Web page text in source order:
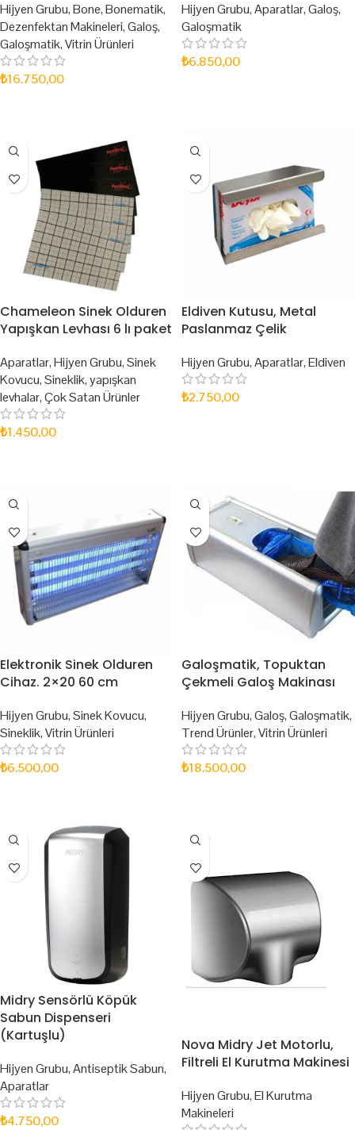
Hijyen Grubu,Bone,Bonematik,
Dezenfektan Makineleri,Galoş,
Galoşmatik,Vitrin Ürünleri
₺16.750,00
Hijyen Grubu,Aparatlar,Galoş,
Galoşmatik
₺6.850,00
Chameleon Sinek Olduren
Yapışkan Levhası 6 lı paket
Aparatlar,Hijyen Grubu,Sinek
Kovucu,Sineklik,yapışkan
levhalar,Çok Satan Ürünler
₺1.450,00
Eldiven Kutusu, Metal
Paslanmaz Çelik
Hijyen Grubu,Aparatlar,Eldiven
₺2.750,00
Elektronik Sinek Olduren
Cihaz. 2×20 60 cm
Hijyen Grubu,Sinek Kovucu,
Sineklik,Vitrin Ürünleri
₺6.500,00
Galoşmatik, Topuktan
Çekmeli Galoş Makinası
Hijyen Grubu,Galoş,Galoşmatik,
Trend Ürünler,Vitrin Ürünleri
₺18.500,00
Midry Sensörlü Köpük
Sabun Dispenseri
(Kartuşlu)
Hijyen Grubu,Antiseptik Sabun,
Aparatlar
₺4.750,00
Nova Midry Jet Motorlu,
Filtreli El Kurutma Makinesi
Hijyen Grubu,El Kurutma
Makineleri